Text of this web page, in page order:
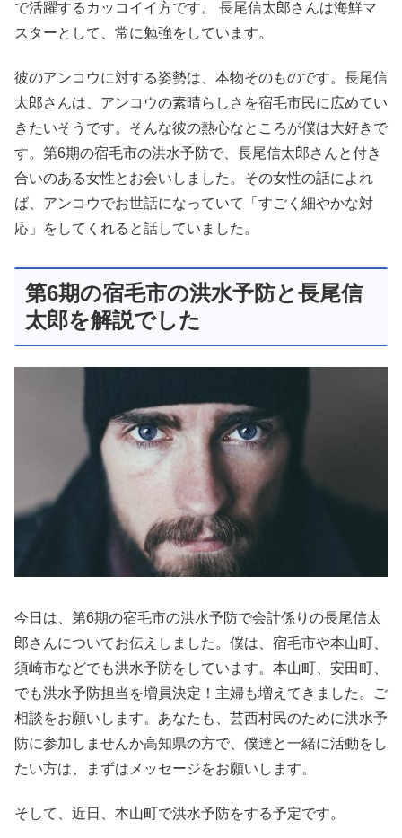
で活躍するカッコイイ方です。 長尾信太郎さんは海鮮マ
スターとして、常に勉強をしています。
彼のアンコウに対する姿勢は、本物そのものです。長尾信
太郎さんは、アンコウの素晴らしさを宿毛市民に広めてい
きたいそうです。そんな彼の熱心なところが僕は大好きで
す。第6期の宿毛市の洪水予防で、長尾信太郎さんと付き
合いのある女性とお会いしました。その女性の話によれ
ば、アンコウでお世話になっていて「すごく細やかな対
応」をしてくれると話していました。
第6期の宿毛市の洪水予防と長尾信
太郎を解説でした
今日は、第6期の宿毛市の洪水予防で会計係りの長尾信太
郎さんについてお伝えしました。僕は、宿毛市や本山町、
須崎市などでも洪水予防をしています。本山町、安田町、
でも洪水予防担当を増員決定！主婦も増えてきました。ご
相談をお願いします。あなたも、芸西村民のために洪水予
防に参加しませんか高知県の方で、僕達と一緒に活動をし
たい方は、まずはメッセージをお願いします。
そして、近日、本山町で洪水予防をする予定です。